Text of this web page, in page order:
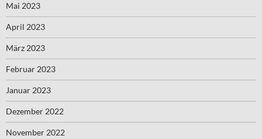
Mai 2023
April 2023
März 2023
Februar 2023
Januar 2023
Dezember 2022
November 2022